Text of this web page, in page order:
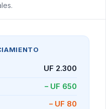
UF 2.300
– UF 650
– UF 80